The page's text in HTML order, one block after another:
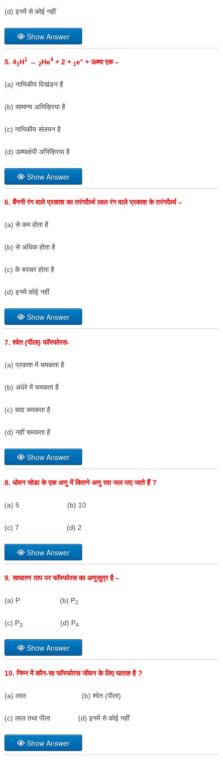
(d) इनमें से कोई नहीं
Show Answer
5. 41H1→ 2He4+ 2 + 1e° +ऊष्मा एक –
(a) नाभिकीय विखंडन है
(b) सामान्य अभिक्रिया है
(c) नाभिकीय संलयन है
(d) ऊष्माक्षेपी अभिक्रिया है
Show Answer
6.बैंगनी रंग वाले प्रकाश का तरंगदैर्ध्य लाल रंग वाले प्रकाश के तरंगदैर्ध्य –
(a) से कम होता है
(b) से अधिक होता है
(c) के बराबर होता है
(d) इनमें कोई नहीं
Show Answer
7.श्वेत (पीला) फॉस्फोरस-
(a) प्रकाश में चमकता है
(b) अंधेरे में चमकता है
(c) सदा चमकता है
(d) नहीं चमकता है
Show Answer
8. धोवन सोडा के एक अणु में कितने अणु रवा जल पाए जाते हैं?
(a) 5 (b) 10
(c) 7 (d) 2
Show Answer
9.साधारण ताप पर फॉस्फोरस का अणुसूत्र है –
(a) P (b) P2
(c) P3(d) P4
Show Answer
10.निम्न में कौन-सा फॉस्फोरस जीवन के लिए घातक है ?
(a) लाल (b) श्वेत (पीला)
(c) लाल तथा पीला (d) इनमें से कोई नहीं
Show Answer